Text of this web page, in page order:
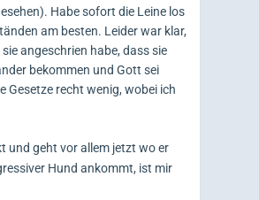
Habe sofort die Leine los
am besten. Leider war klar,
angeschrien habe, dass sie
bekommen und Gott sei
Gesetze recht wenig, wobei ich
und geht vor allem jetzt wo er
Hund ankommt, ist mir